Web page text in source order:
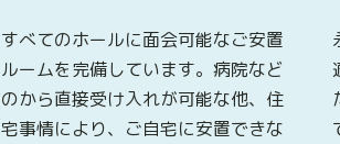
すべてのホールに面会可能なご安置
ルームを完備しています。病院など
のから直接受け入れが可能な他、住
宅事情により、ご自宅に安置できな